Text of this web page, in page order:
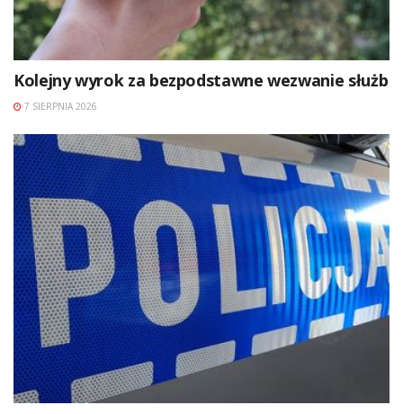
Kolejny wyrok za bezpodstawne wezwanie służb
7 SIERPNIA 2026